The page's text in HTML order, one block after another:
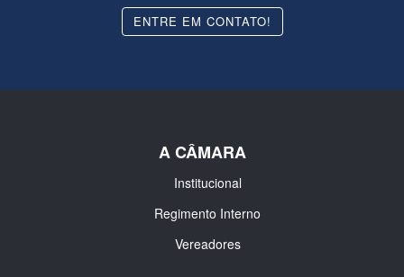
ENTRE EM CONTATO!
A CÂMARA
Institucional
Regimento Interno
Vereadores